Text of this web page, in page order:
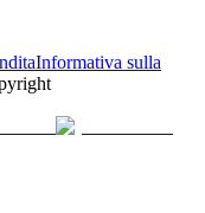
Informativa sulla